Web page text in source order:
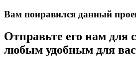
Вам понравился данный
Отправьте его нам для
любым удобным для вас